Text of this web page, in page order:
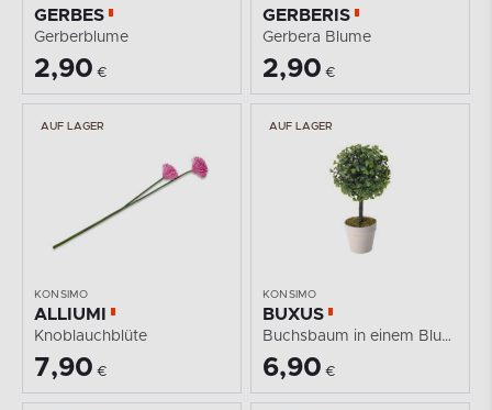
GERBES
Gerberblume
2,90 €
GERBERIS
Gerbera Blume
2,90 €
AUF LAGER
KONSIMO
ALLIUMI
Knoblauchblüte
7,90 €
AUF LAGER
KONSIMO
BUXUS
Buchsbaum in einem Blumentopf
6,90 €